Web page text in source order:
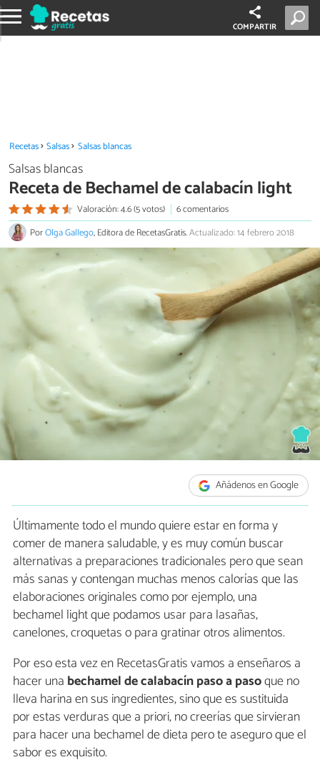
COMPARTIR
Recetas Salsas Salsas blancas
Salsas blancas
Receta de Bechamel de calabacín light
Valoración: 4.6 (5 votos)
6 comentarios
PorOlga Gallego, Editora de RecetasGratis.Actualizado: 14 febrero 2018
Añádenos en Google
Últimamente todo el mundo quiere estar en forma y
comer de manera saludable, y es muy común buscar
alternativas a preparaciones tradicionales pero que sean
más sanas y contengan muchas menos calorías que las
elaboraciones originales como por ejemplo, una
bechamel light que podamos usar para lasañas,
canelones, croquetas o para gratinar otros alimentos.
Por eso esta vez en RecetasGratis vamos a enseñaros a
hacer una bechamel de calabacín paso a pasoque no
lleva harina en sus ingredientes, sino que es sustituida
por estas verduras que a priori, no creerías que sirvieran
para hacer una bechamel de dieta pero te aseguro que el
sabor es exquisito.